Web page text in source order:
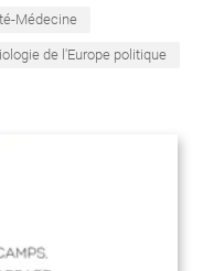
Médecine
de l'Europe politique